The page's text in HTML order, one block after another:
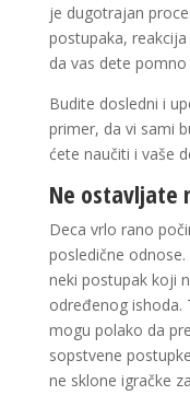
je dugotrajan
postupaka,
da vas dete
Budite dosledni i
primer, da vi sami
ćete naučiti i vaše
Ne ostavljate
Deca vrlo rano
posledične
neki postupak koji
određenog ishoda.
mogu polako da
sopstvene
ne sklone igračke